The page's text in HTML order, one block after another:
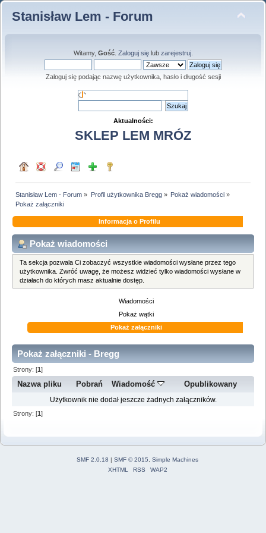
Stanisław Lem - Forum
Witamy, Gość. Zaloguj sięlub zarejestruj.
Zaloguj się podając nazwę użytkownika, hasło i długość sesji
Aktualności:
SKLEP LEM MRÓZ
Stanisław Lem - Forum » Profil użytkownika Bregg» Pokaż wiadomości»
Pokaż załączniki
Informacja o Profilu
Pokaż wiadomości
Ta sekcja pozwala Ci zobaczyć wszystkie wiadomości wysłane przez tego
użytkownika. Zwróć uwagę, że możesz widzieć tylko wiadomości wysłane w
działach do których masz aktualnie dostęp.
Wiadomości
Pokaż wątki
Pokaż załączniki
Pokaż załączniki - Bregg
Strony: [1]
Nazwa pliku Pobrań Wiadomość Opublikowany
Użytkownik nie dodał jeszcze żadnych załączników.
Strony: [1]
SMF 2.0.18 | SMF © 2015
Simple Machines
XHTML
RSS WAP2